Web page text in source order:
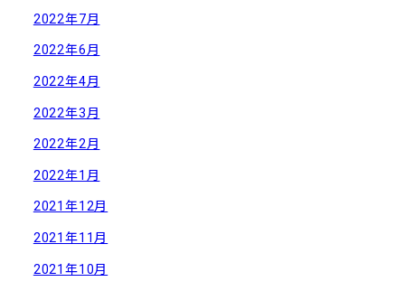
2022年7月
2022年6月
2022年4月
2022年3月
2022年2月
2022年1月
2021年12月
2021年11月
2021年10月